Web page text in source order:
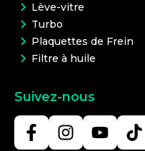
Lève-vitre
Turbo
Plaquettes de Frein
Filtre à huile
Suivez-nous